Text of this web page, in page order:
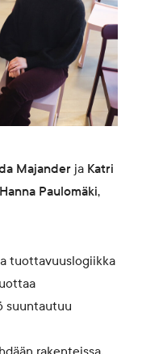
Majander ja Katri
Hanna Paulomäki,
tuottavuuslogiikka
suuntautuu